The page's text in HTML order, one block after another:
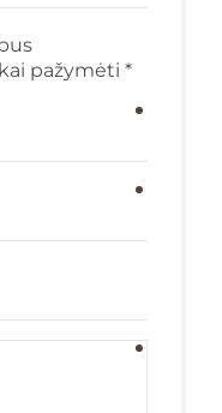
pažymėti *